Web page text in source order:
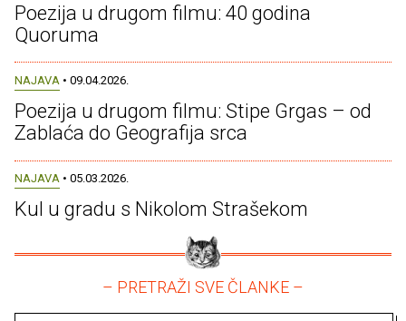
Poezija u drugom filmu: 40 godina
Quoruma
NAJAVA • 09.04.2026.
Poezija u drugom filmu: Stipe Grgas – od
Zablaća do Geografija srca
NAJAVA • 05.03.2026.
Kul u gradu s Nikolom Strašekom
– PRETRAŽI SVE ČLANKE –